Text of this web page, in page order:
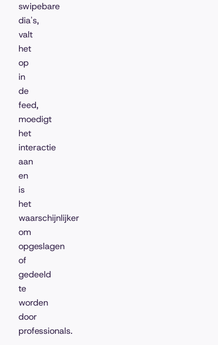
swipebare
dia's,
valt
het
op
in
de
feed,
moedigt
het
interactie
aan
en
is
het
waarschijnlijker
om
opgeslagen
of
gedeeld
te
worden
door
professionals.